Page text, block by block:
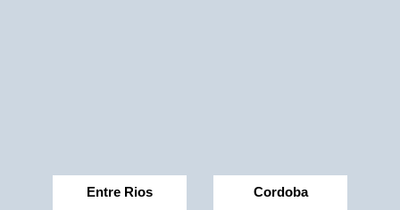
Entre Rios Cordoba